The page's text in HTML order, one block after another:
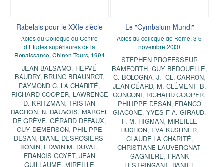
Rabelais pour le XXIe siècle
Actes du Colloque du Centre
d’Etudes supérieures de la
Renaissance, Chinon-Tours, 1994
JEAN BALSAMO, HERVÉ
BAUDRY, BRUNO BRAUNROT,
RAYMOND C. LA CHARITÉ,
RICHARD COOPER, LAWRENCE
D. KRITZMAN,TRISTAN
DAGRON, N. DAUVOIS, MARCEL
DE GRÈVE,GÉRARD DEFAUX,
GUY DEMERSON, PHILIPPE
DESAN, DIANE DESROSIERS-
BONIN, EDWIN M. DUVAL,
FRANCIS GOYET, JEAN
GUILLAUME, MIREILLE
Le "Cymbalum Mundi"
Actes du colloque de Rome, 3-6
novembre 2000
STEPHEN PROFESSEUR
BAMFORTH, GUY BEDOUELLE,
C. BOLOGNA, J. -CL. CARRON,
JEAN CÉARD, M. CLÉMENT, B.
CONCONI, RICHARD COOPER,
PHILIPPE DESAN, FRANCO
GIACONE, YVES F-A. GIRAUD,
F. M. HIGMAN, MIREILLE
HUCHON, EVA KUSHNER,
CLAUDE LA CHARITÉ,
CHRISTIANE LAUVERGNAT-
GAGNIÈRE, FRANK
LESTRINGANT, DANIEL